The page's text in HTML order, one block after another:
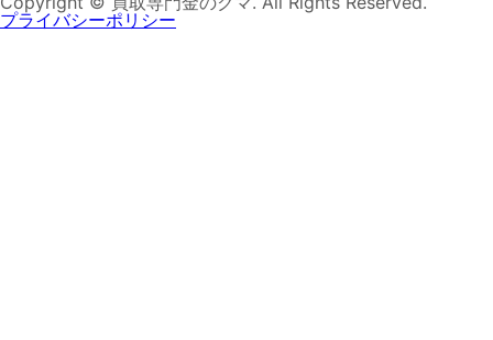
プライバシーポリシー